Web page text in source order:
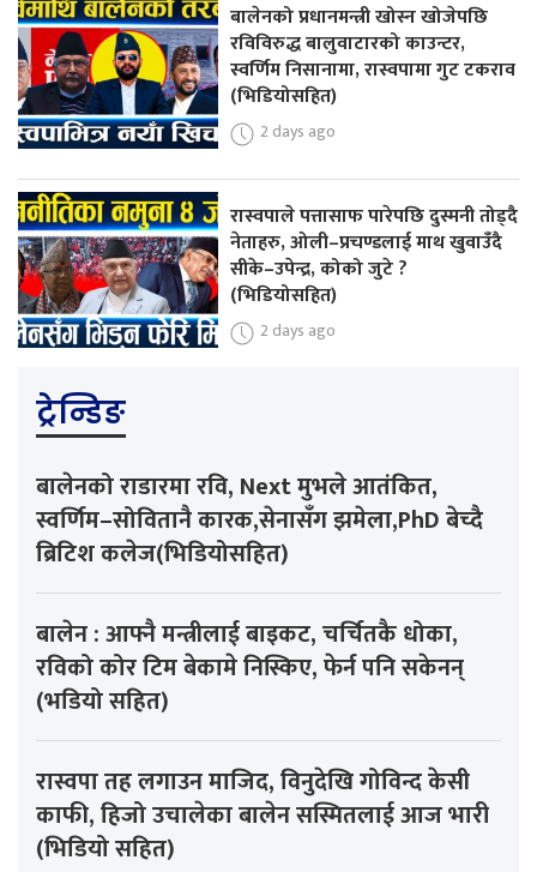
बालेनको प्रधानमन्त्री खोस्न खोजेपछि
रविविरुद्ध बालुवाटारको काउन्टर,
स्वर्णिम निसानामा, रास्वपामा गुट टकराव
(भिडियोसहित)
2 days ago
रास्वपाले पत्तासाफ पारेपछि दुस्मनी तोड्दै
नेताहरु, ओली–प्रचण्डलाई माथ खुवाउँदै
सीके–उपेन्द्र, कोको जुटे ?
(भिडियोसहित)
2 days ago
ट्रेन्डिङ
बालेनको राडारमा रवि, Next मुभले आतंकित,
स्वर्णिम–सोवितानै कारक,सेनासँग झमेला,PhD बेच्दै
ब्रिटिश कलेज(भिडियोसहित)
बालेन : आफ्नै मन्त्रीलाई बाइकट, चर्चितकै धोका,
रविको कोर टिम बेकामे निस्किए, फेर्न पनि सकेनन्
(भडियो सहित)
रास्वपा तह लगाउन माजिद, विनुदेखि गोविन्द केसी
काफी, हिजो उचालेका बालेन सस्मितलाई आज भारी
(भिडियो सहित)